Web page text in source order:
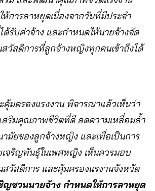
การลาหยุดเนื่องจากวันที่มีประจํา
ด้รับค่าจ้าง และกําหนดให้นายจ้างจัด
สวัสดิการที่ลูกจ้างหญิงทุกคนเข้าถึงได้
คุ้มครองแรงงาน พิจารณาแล้วเห็นว่า
สริมคุณภาพชีวิตที่ดี ลดความเหลื่อมล้ำ
ามัยของลูกจ้างหญิง และเพื่อเป็นการ
เจริญพันธุ์ในเพศหญิง เห็นควรมอบ
วัสดิการ และคุ้มครองแรงานจังหวัด
ญชวนนายจ้าง กำหนดให้การลาหยุด